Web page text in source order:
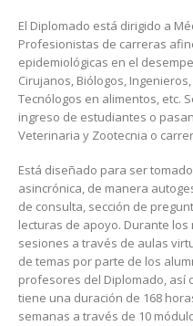
El Diplomado está dirigido a
Profesionistas de carreras
epidemiológicas en el
Cirujanos, Biólogos,
Tecnólogos en alimentos, etc.
ingreso de estudiantes o
Veterinaria y Zootecnia o
Está diseñado para ser
asincrónica, de manera
de consulta, sección de
lecturas de apoyo. Durante
sesiones a través de aulas
de temas por parte de los
profesores del Diplomado, así
tiene una duración de 168
semanas a través de 10